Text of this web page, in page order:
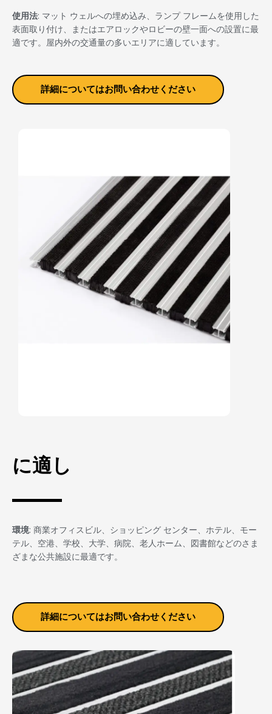
使用法: マット ウェルへの埋め込み、ランプ フレームを使用した
表面取り付け、またはエアロックやロビーの壁一面への設置に最
適です。屋内外の交通量の多いエリアに適しています。
詳細についてはお問い合わせください
に適し
環境: 商業オフィスビル、ショッピング センター、ホテル、モー
テル、空港、学校、大学、病院、老人ホーム、図書館などのさま
ざまな公共施設に最適です。
詳細についてはお問い合わせください